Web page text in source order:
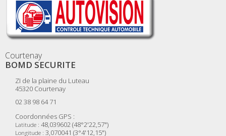
Mentions légales
Courtenay
BOMD SECURITE
ZI de la plaine du Luteau
45320 Courtenay
02 38 98 64 71
Coordonnées GPS :
Latitude : 48,039602 (48°2'22,57")
Longitude : 3,070041 (3°4'12,15")